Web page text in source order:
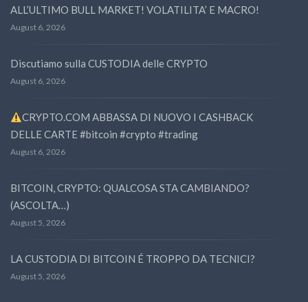
ALL’ULTIMO BULL MARKET! VOLATILITA’ E MACRO!
August 6, 2026
Discutiamo sulla CUSTODIA delle CRYPTO
August 6, 2026
CRYPTO.COM ABBASSA DI NUOVO I CASHBACK
DELLE CARTE #bitcoin #crypto #trading
August 6, 2026
BITCOIN, CRYPTO: QUALCOSA STA CAMBIANDO?
(ASCOLTA…)
August 5, 2026
LA CUSTODIA DI BITCOIN É TROPPO DA TECNICI?
August 5, 2026